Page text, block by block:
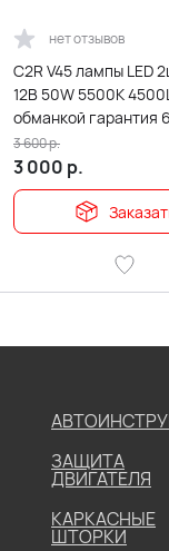
нет отзывов
C2R V45 лампы LED
12В 50W 5500K
обманкой гарантия
3 000 р.
3 600р.
ЗАЩИТА
ДВИГАТЕЛЯ
КАРКАСНЫЕ
ШТОРКИ